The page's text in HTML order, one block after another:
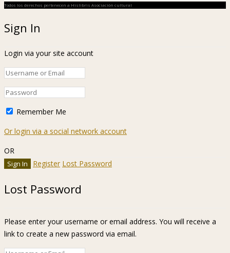
Todos los derechos pertenecen a Hislibris Asociación cultural
Sign In
Login via your site account
Remember Me
Or login via a social network account
OR
Register Lost Password
Lost Password
Please enter your username or email address. You will receive a
link to create a new password via email.